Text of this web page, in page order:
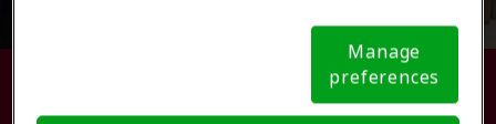
Notice (link here below). If you are using an opt-out
preference signal, we will honor that signal. Cookie
Manage
preferences
Busque su centro de atención